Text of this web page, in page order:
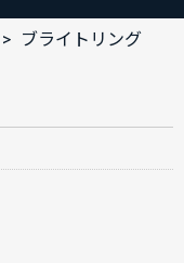
ブライトリング